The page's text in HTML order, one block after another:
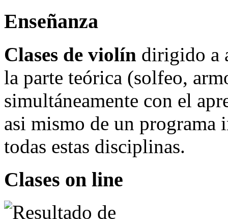
Enseñanza
Clases de violín dirigido a
la parte teórica (solfeo,
simultáneamente con el
asi mismo de un programa
todas estas disciplinas.
Clases on line